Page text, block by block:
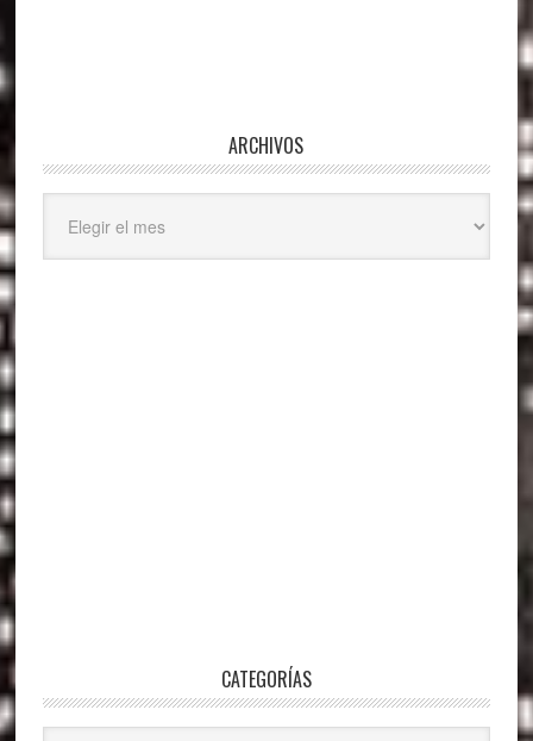
ARCHIVOS
CATEGORÍAS